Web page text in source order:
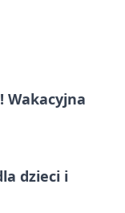
Wakacyjna
dzieci i